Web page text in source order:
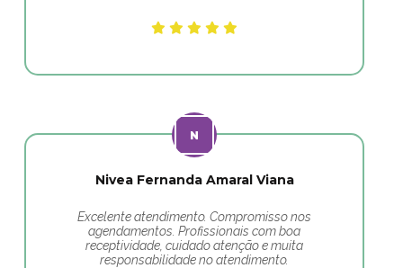
Nivea Fernanda Amaral Viana
Excelente atendimento. Compromisso nos
agendamentos. Profissionais com boa
receptividade, cuidado atenção e muita
responsabilidade no atendimento.